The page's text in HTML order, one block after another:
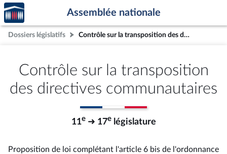
Aller au contenu
Aller en bas de la page
Accèder
à la
page
d'accueil
Assemblée nationale
Dossiers législatifs Contrôle sur la transposition des directives communautaires
Contrôle sur la transposition
des directives communautaires
11e➜ 17elégislature
Proposition de loi complétant l'article 6 bis de l'ordonnance